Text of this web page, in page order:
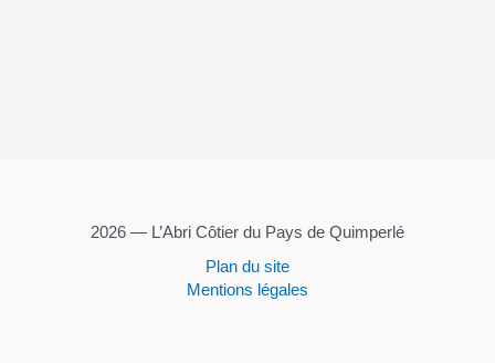
2026 — L’Abri Côtier du Pays de Quimperlé
Plan du site
Mentions légales